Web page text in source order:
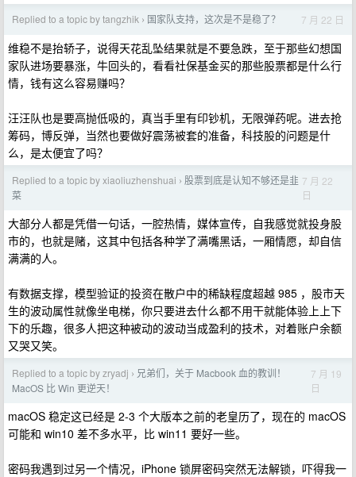
Replied to a topic by tangzhik › 国家队支持，这次是不是稳了？ 7 月 22 日
维稳不是抬轿子，说得天花乱坠结果就是不要急跌，至于那些幻想国
家队进场要暴涨，牛回头的，看看社保基金买的那些股票都是什么行
情，钱有这么容易赚吗？
汪汪队也是要高抛低吸的，真当手里有印钞机，无限弹药呢。进去抢
筹码，博反弹，当然也要做好震荡被套的准备，科技股的问题是什
么，是太便宜了吗？
Replied to a topic by xiaoliuzhenshuai › 股票到底是认知不够还是韭
菜
7 月 22
日
大部分人都是凭借一句话，一腔热情，媒体宣传，自我感觉就投身股
市的，也就是赌，这其中包括各种学了满嘴黑话，一厢情愿，却自信
满满的人。
有数据支撑，模型验证的投资在散户中的稀缺程度超越 985 ，股市天
生的波动属性就像坐电梯，你只要进去什么都不用干就能体验上上下
下的乐趣，很多人把这种被动的波动当成盈利的技术，对着账户余额
又哭又笑。
Replied to a topic by zryadj › 兄弟们，关于 Macbook 血的教训！
MacOS 比 Win 更逆天！
7 月 19
日
macOS 稳定这已经是 2-3 个大版本之前的老皇历了，现在的 macOS
可能和 win10 差不多水平，比 win11 要好一些。
密码我遇到过另一个情况，iPhone 锁屏密码突然无法解锁，吓得我一